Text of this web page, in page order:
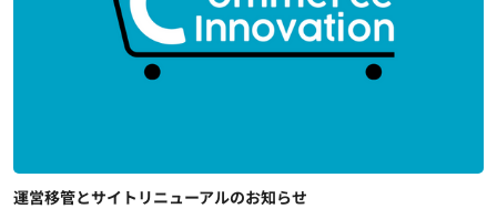
運営移管とサイトリニューアルのお知らせ